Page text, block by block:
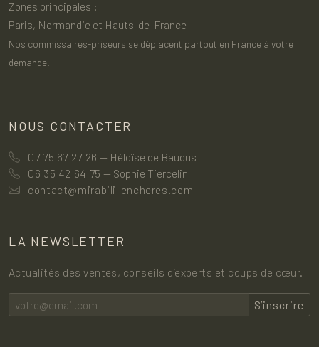
Zones principales :
Paris, Normandie et Hauts-de-France
Nos commissaires-priseurs se déplacent partout en France à votre
demande.
NOUS CONTACTER
07 75 67 27 26 — Héloïse de Baudus
06 35 42 64 75 — Sophie Tiercelin
contact@mirabili-encheres.com
LA NEWSLETTER
Actualités des ventes, conseils d’experts et coups de cœur.
S’inscrire